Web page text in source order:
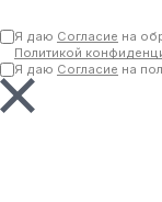
Я даю Согласие на
Политикой
Я даю Согласие на